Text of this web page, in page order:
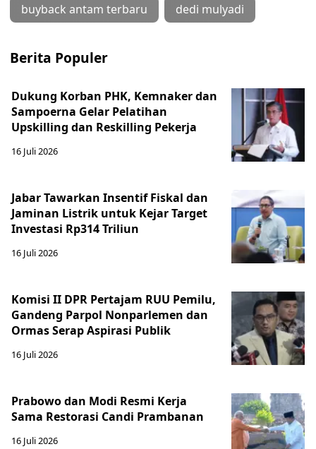
buyback antam terbaru dedi mulyadi
Berita Populer
Dukung Korban PHK, Kemnaker dan
Sampoerna Gelar Pelatihan
Upskilling dan Reskilling Pekerja
16 Juli 2026
Jabar Tawarkan Insentif Fiskal dan
Jaminan Listrik untuk Kejar Target
Investasi Rp314 Triliun
16 Juli 2026
Komisi II DPR Pertajam RUU Pemilu,
Gandeng Parpol Nonparlemen dan
Ormas Serap Aspirasi Publik
16 Juli 2026
Prabowo dan Modi Resmi Kerja
Sama Restorasi Candi Prambanan
16 Juli 2026